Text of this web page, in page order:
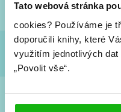
Tato webová stránka
cookies? Používáme je
doporučili knihy, které
využitím jednotlivých
„Povolit vše“.
Souhlasím s